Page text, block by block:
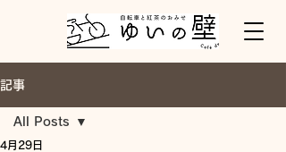
記事
All Posts
4月29日